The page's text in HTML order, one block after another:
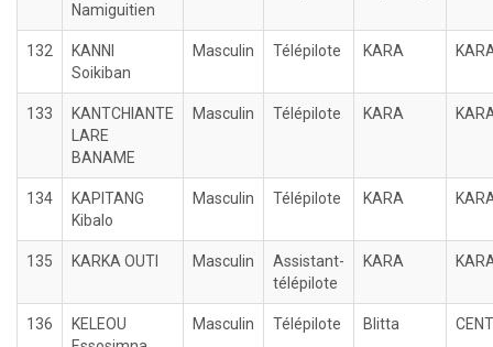
Namiguitien
132
KANNI
Soikiban
Masculin Télépilote KARA
133
KANTCHIANTE
LARE
BANAME
Masculin Télépilote KARA
134
KAPITANG
Kibalo
Masculin Télépilote KARA
135 KARKA OUTI Masculin
Assistant-
télépilote
KARA
136
KELEOU
Masculin Télépilote Blitta